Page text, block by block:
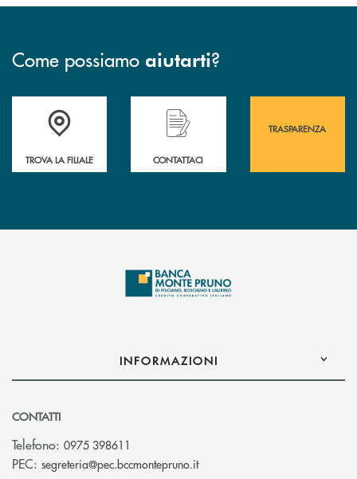
Come possiamo aiutarti?
Accedi all' elenco completo&nbsp; delle&nbsp; filiali&nbsp; di Banca
TROVA LA FILIALE
Hai bisogno di assistenza immediata?
CONTATTACI
TRASPARENZA
INFORMAZIONI
CONTATTI
Telefono: 0975 398611
PEC: segreteria@pec.bccmontepruno.it(si apre l’app di posta